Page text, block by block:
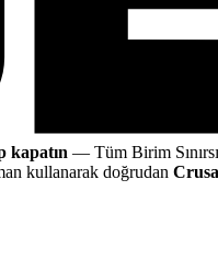
kapatın — Tüm Birim
kullanarak doğrudan